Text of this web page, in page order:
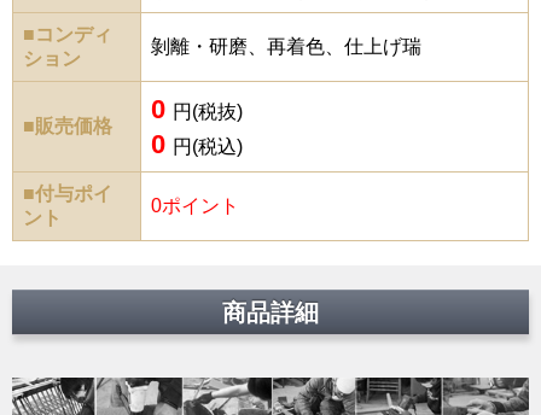
■コンディ
ション
剝離・研磨、再着色、仕上げ瑞
■販売価格
0 円(税抜)
0 円(税込)
■付与ポイ
ント
0ポイント
商品詳細